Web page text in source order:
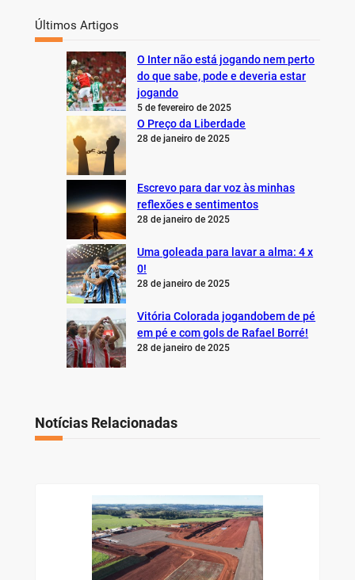
Últimos Artigos
O Inter não está jogando nem perto
do que sabe, pode e deveria estar
jogando
5 de fevereiro de 2025
O Preço da Liberdade
28 de janeiro de 2025
Escrevo para dar voz às minhas
reflexões e sentimentos
28 de janeiro de 2025
Uma goleada para lavar a alma: 4 x
0!
28 de janeiro de 2025
Vitória Colorada jogandobem de pé
em pé e com gols de Rafael Borré!
28 de janeiro de 2025
Notícias Relacionadas